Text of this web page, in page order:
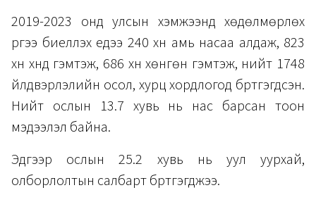
2019-2023 онд улсын хэмжээнд хөдөлмөрлөх
үүргээ биелүүлэх үедээ 240 хүн амь насаа алдаж, 823
хүн хүнд гэмтэж, 686 хүн хөнгөн гэмтэж, нийт 1748
үйлдвэрлэлийн осол, хурц хордлогод бүртгэгдсэн.
Нийт ослын 13.7 хувь нь нас барсан тоон
мэдээлэл байна.
Эдгээр ослын 25.2 хувь нь уул уурхай,
олборлолтын салбарт бүртгэгджээ.